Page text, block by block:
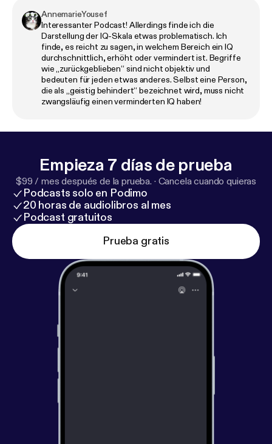
AnnemarieYousef
Interessanter Podcast! Allerdings finde ich die
Darstellung der IQ-Skala etwas problematisch. Ich
finde, es reicht zu sagen, in welchem Bereich ein IQ
durchschnittlich, erhöht oder vermindert ist. Begriffe
wie „zurückgeblieben“ sind nicht objektiv und
bedeuten für jeden etwas anderes. Selbst eine Person,
die als „geistig behindert“ bezeichnet wird, muss nicht
zwangsläufig einen verminderten IQ haben!
Empieza 7 días de prueba
$99 / mes después de la prueba. · Cancela cuando quieras
Podcasts solo en Podimo
20 horas de audiolibros al mes
Podcast gratuitos
Prueba gratis